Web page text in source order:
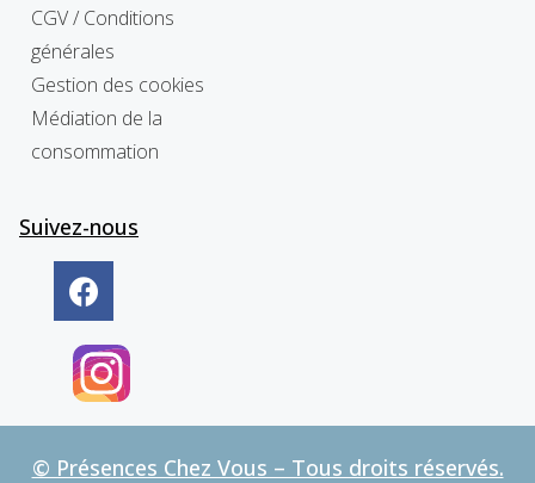
CGV / Conditions
générales
Gestion des cookies
Médiation de la
consommation
Suivez-nous
© Présences Chez Vous – Tous droits réservés.